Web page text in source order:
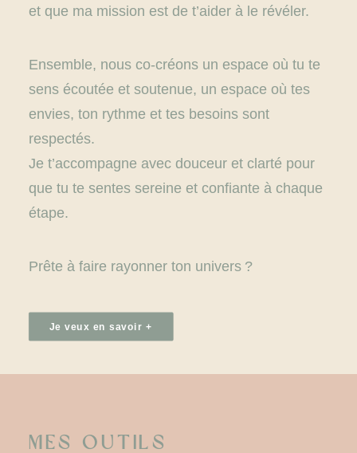
et que ma mission est de t’aider à le révéler.
Ensemble, nous co-créons un espace où tu te
sens écoutée et soutenue, un espace où tes
envies, ton rythme et tes besoins sont
respectés.
Je t’accompagne avec douceur et clarté pour
que tu te sentes sereine et confiante à chaque
étape.
Prête à faire rayonner ton univers ?
Je veux en savoir +
Mes OUtils